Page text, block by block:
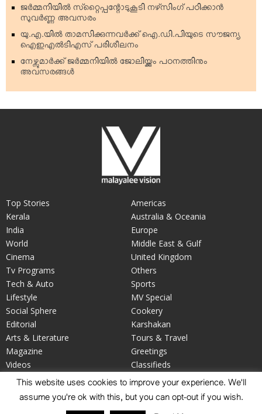
ജര്‍മ്മനിയില്‍ സ്‌റ്റൈപ്പന്റോടുകൂടി നഴ്‌സിംഗ് പഠിക്കാന്‍
സുവര്‍ണ്ണ അവസരം
യു.എ.യില്‍ താമസിക്കുന്നവര്‍ക്ക് ഐ.ഡി.പിയുടെ സൗജന്യ
ഐഇഎല്‍ടിഎസ് പരിശീലനം
നേഴ്സുമാര്‍ക്ക് ജര്‍മ്മനിയില്‍ ജോലിയ്ക്കും പഠനത്തിനും
അവസരങ്ങള്‍
Top Stories
Kerala
India
World
Cinema
Tv Programs
Tech & Auto
Americas
Australia & Oceania
Europe
Middle East & Gulf
United Kingdom
Others
Sports
Lifestyle
Social Sphere
Editorial
Arts & Literature
Magazine
Videos
Your Say
MV Special
Cookery
Karshakan
Tours & Travel
Greetings
Classifieds
Obituary
This website uses cookies to improve your experience. We'll
assume you're ok with this, but you can opt-out if you wish.